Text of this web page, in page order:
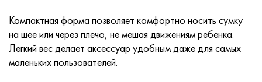
Компактная форма позволяет комфортно носить сумку
на шее или через плечо, не мешая движениям ребенка.
Легкий вес делает аксессуар удобным даже для самых
маленьких пользователей.